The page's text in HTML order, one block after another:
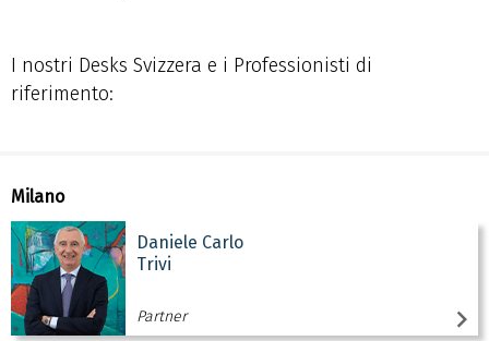
I nostri Desks Svizzera e i Professionisti di
riferimento:
Milano
Daniele Carlo
Trivi
Partner